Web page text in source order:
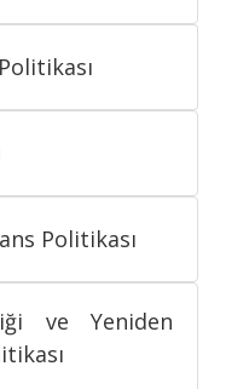
Politikası
ve Yeniden